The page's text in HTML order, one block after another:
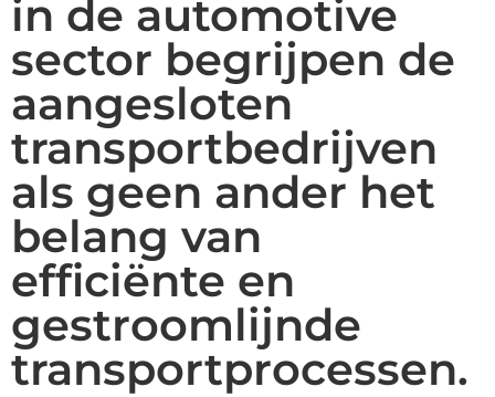
in de automotive
sector begrijpen de
aangesloten
transportbedrijven
als geen ander het
belang van
efficiënte en
gestroomlijnde
transportprocessen.